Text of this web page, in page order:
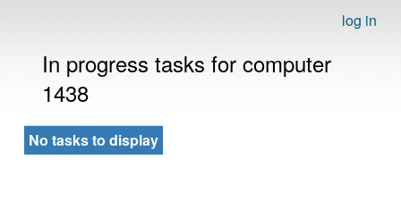
log in
In progress tasks for computer
1438
No tasks to display